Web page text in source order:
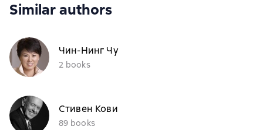
Similar authors
Чин-Нинг Чу
2 books
Стивен Кови
89 books